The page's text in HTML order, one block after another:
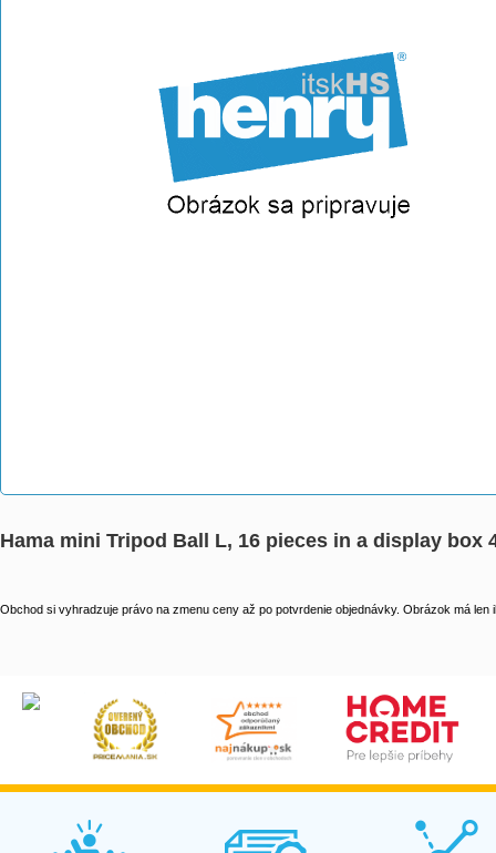
Hama mini Tripod Ball L, 16 pieces in a display box
Obchod si vyhradzuje právo na zmenu ceny až po potvrdenie objednávky. Obrázok má len